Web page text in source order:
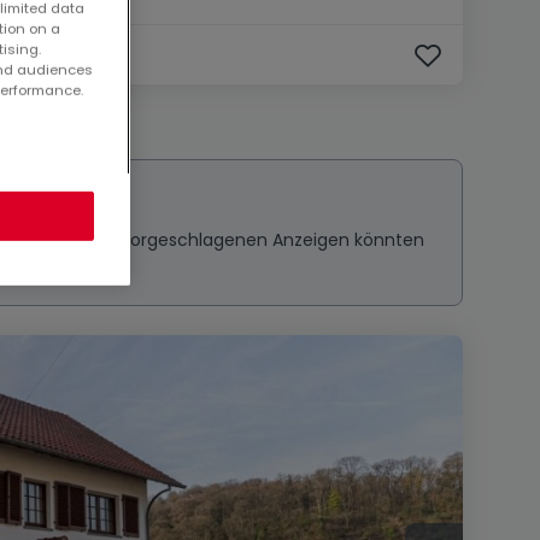
Diese vorgeschlagenen Anzeigen könnten
data
on a
audiences